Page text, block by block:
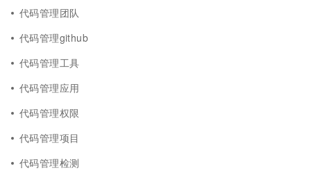
代码管理团队
代码管理github
代码管理工具
代码管理应用
代码管理权限
代码管理项目
代码管理检测